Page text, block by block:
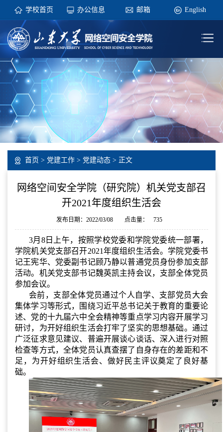
学校首页 办公信息 邮箱 English
首页 > 党建工作 > 党建动态 > 正文
网络空间安全学院（研究院）机关党支部召
开2021年度组织生活会
发布日期：2022/03/08 点击量： 735
3月8日上午，按照学校党委和学院党委统一部署，
学院机关党支部召开2021年度组织生活会。学院党委书
记王宪华、党委副书记顾乃静以普通党员身份参加支部
活动。机关党支部书记魏英凯主持会议，支部全体党员
参加会议。
会前，支部全体党员通过个人自学、支部党员大会
集体学习等形式，围绕习近平总书记关于教育的重要论
述、党的十九届六中全会精神等重点学习内容开展学习
研讨，为开好组织生活会打牢了坚实的思想基础。通过
广泛征求意见建议、普遍开展谈心谈话、深入进行对照
检查等方式，全体党员认真查摆了自身存在的差距和不
足，为开好组织生活会、做好民主评议奠定了良好基
础。